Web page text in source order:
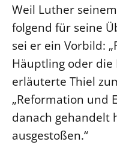
Weil Luther
folgend für seine
sei er ein Vorbild:
Häuptling oder die
erläuterte Thiel
„Reformation und
danach gehandelt
ausgestoßen.“
SERVICE
Älterwerden im
Beschwerdestellen
Ephoralbüro
Finanzplanung